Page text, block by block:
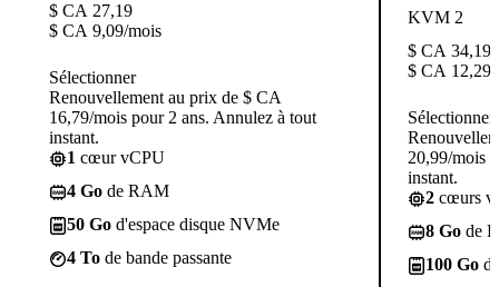
$ CA 27,19
$ CA 9,09/mois
Sélectionner
Renouvellement au prix de $ CA
16,79/mois pour 2 ans. Annulez à tout
instant.
1 cœur vCPU
4 Go de RAM
50 Go d'espace disque NVMe
4 To de bande passante
KVM 2
$ CA 34,19
$ CA 12,29
Sélectionner
20,99/mois
instant.
2 cœurs
8 Go de
100 Go